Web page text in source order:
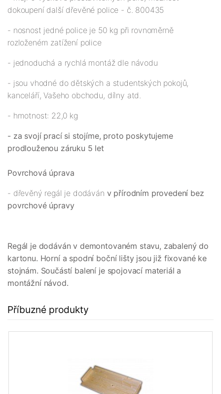
dokoupení další dřevěné police - č. 800435
- nosnost jedné police je 50 kg při rovnoměrně
rozloženém zatížení police
- jednoduchá a rychlá montáž dle návodu
- jsou vhodné do dětských a studentských pokojů,
kanceláří, Vašeho obchodu, dílny atd.
- hmotnost: 22,0 kg
- za svojí prací si stojíme, proto poskytujeme
prodlouženou záruku 5 let
Povrchová úprava
- dřevěný regál je dodáván v přírodním provedení bez
povrchové úpravy
Regál je dodáván v demontovaném stavu, zabalený do
kartonu. Horní a spodní boční lišty jsou již fixované ke
stojnám. Součástí balení je spojovací materiál a
montážní návod.
Příbuzné produkty